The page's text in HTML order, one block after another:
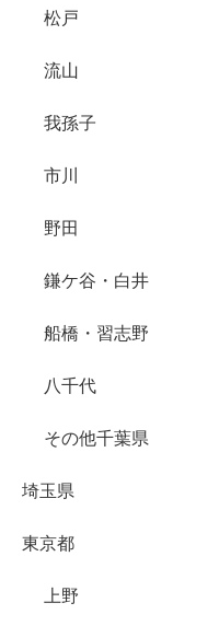
松戸
流山
我孫子
市川
野田
鎌ケ谷・白井
船橋・習志野
八千代
その他千葉県
埼玉県
東京都
上野